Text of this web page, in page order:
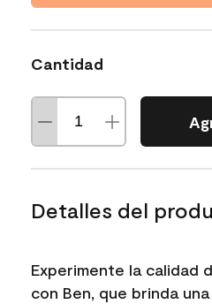
Cantidad
Detalles del
Experimente la calidad
con Ben, que brinda